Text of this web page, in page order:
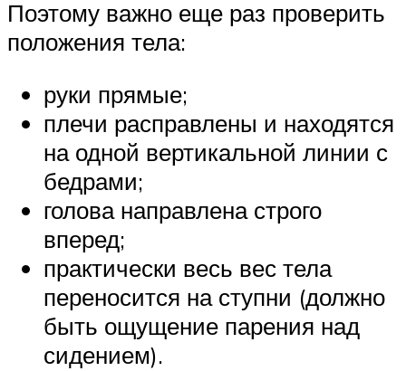
Поэтому важно еще раз проверить
положения тела:
руки прямые;
плечи расправлены и находятся
на одной вертикальной линии с
бедрами;
голова направлена строго
вперед;
практически весь вес тела
переносится на ступни (должно
быть ощущение парения над
сидением).